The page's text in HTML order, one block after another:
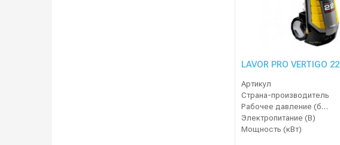
LAVOR PRO VERTIGO 22
Артикул
Страна-производитель
Рабочее давление (бар)
Электропитание (В)
Мощность (кВт)